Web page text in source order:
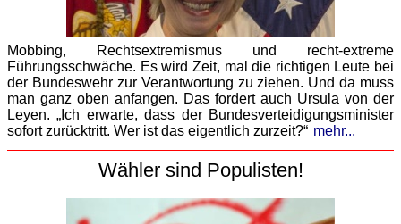
Mobbing, Rechtsextremismus und recht-extreme
Führungsschwäche. Es wird Zeit, mal die richtigen Leute bei
der Bundeswehr zur Verantwortung zu ziehen. Und da muss
man ganz oben anfangen. Das fordert auch Ursula von der
Leyen. „Ich erwarte, dass der Bundesverteidigungsminister
sofort zurücktritt. Wer ist das eigentlich zurzeit?“ mehr...
Wähler sind Populisten!